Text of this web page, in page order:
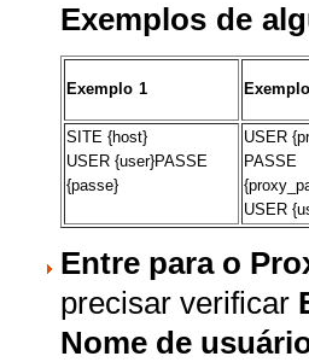
Exemplos de
Exemplo 1
SITE {host}
USER {user}PASSE
{passe}
USER
PASSE
USER
Entre para o
precisar verificar
Nome de